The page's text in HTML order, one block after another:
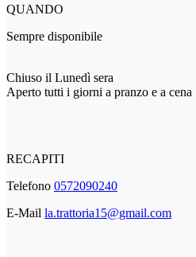
QUANDO
Sempre disponibile
Chiuso il Lunedì sera
Aperto tutti i giorni a pranzo e a cena
RECAPITI
Telefono 0572090240
E-Mail la.trattoria15@gmail.com